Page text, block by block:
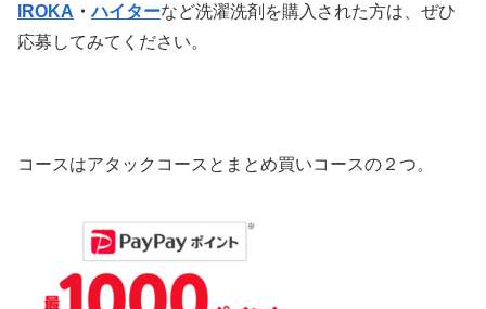
IROKA ・ハイターなど洗濯洗剤を購入された方は、ぜひ
応募してみてください。
コースはアタックコースとまとめ買いコースの２つ。